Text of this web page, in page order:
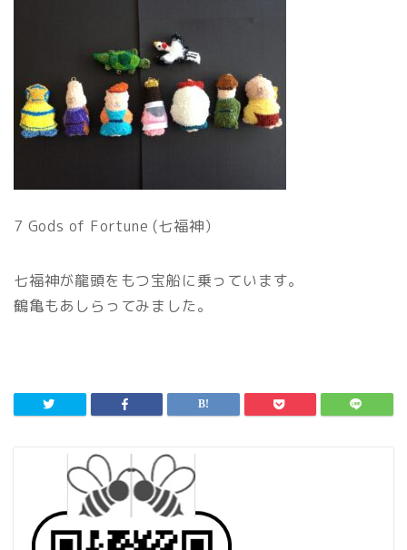
7 Gods of Fortune (七福神）
七福神が龍頭をもつ宝船に乗っています。
鶴亀もあしらってみました。